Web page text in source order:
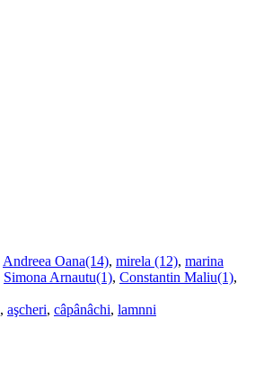
Andreea Oana(14), mirela (12), marina
Simona Arnautu(1), Constantin Maliu(1),
, aşcheri, câpânâchi, lamnni